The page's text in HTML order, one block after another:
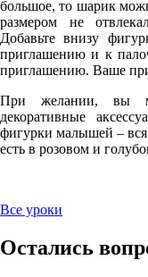
большое, то шарик
размером не
Добавьте внизу
приглашению и к
приглашению. Ваше
При желании, вы
декоративные
фигурки малышей – вся
есть в розовом и
Все уроки
Остались